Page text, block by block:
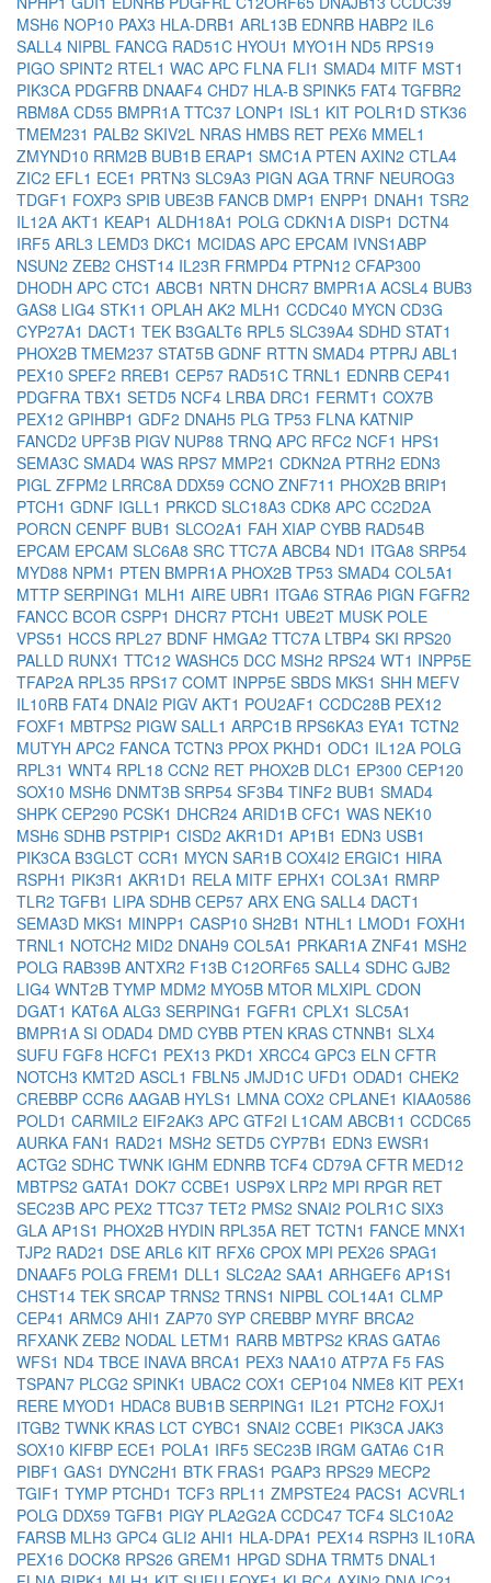
MSH6 NOP10 PAX3 HLA-DRB1 ARL13B EDNRB HABP2 IL6
SALL4 NIPBL FANCG RAD51C HYOU1 MYO1H ND5 RPS19
PIGO SPINT2 RTEL1 WAC APC FLNA FLI1 SMAD4 MITF MST1
PIK3CA PDGFRB DNAAF4 CHD7 HLA-B SPINK5 FAT4 TGFBR2
RBM8A CD55 BMPR1A TTC37 LONP1 ISL1 KIT POLR1D STK36
TMEM231 PALB2 SKIV2L NRAS HMBS RET PEX6 MMEL1
ZMYND10 RRM2B BUB1B ERAP1 SMC1A PTEN AXIN2 CTLA4
ZIC2 EFL1 ECE1 PRTN3 SLC9A3 PIGN AGA TRNF NEUROG3
TDGF1 FOXP3 SPIB UBE3B FANCB DMP1 ENPP1 DNAH1 TSR2
IL12A AKT1 KEAP1 ALDH18A1 POLG CDKN1A DISP1 DCTN4
IRF5 ARL3 LEMD3 DKC1 MCIDAS APC EPCAM IVNS1ABP
NSUN2 ZEB2 CHST14 IL23R FRMPD4 PTPN12 CFAP300
DHODH APC CTC1 ABCB1 NRTN DHCR7 BMPR1A ACSL4 BUB3
GAS8 LIG4 STK11 OPLAH AK2 MLH1 CCDC40 MYCN CD3G
CYP27A1 DACT1 TEK B3GALT6 RPL5 SLC39A4 SDHD STAT1
PHOX2B TMEM237 STAT5B GDNF RTTN SMAD4 PTPRJ ABL1
PEX10 SPEF2 RREB1 CEP57 RAD51C TRNL1 EDNRB CEP41
PDGFRA TBX1 SETD5 NCF4 LRBA DRC1 FERMT1 COX7B
PEX12 GPIHBP1 GDF2 DNAH5 PLG TP53 FLNA KATNIP
FANCD2 UPF3B PIGV NUP88 TRNQ APC RFC2 NCF1 HPS1
SEMA3C SMAD4 WAS RPS7 MMP21 CDKN2A PTRH2 EDN3
PIGL ZFPM2 LRRC8A DDX59 CCNO ZNF711 PHOX2B BRIP1
PTCH1 GDNF IGLL1 PRKCD SLC18A3 CDK8 APC CC2D2A
PORCN CENPF BUB1 SLCO2A1 FAH XIAP CYBB RAD54B
EPCAM EPCAM SLC6A8 SRC TTC7A ABCB4 ND1 ITGA8 SRP54
MYD88 NPM1 PTEN BMPR1A PHOX2B TP53 SMAD4 COL5A1
MTTP SERPING1 MLH1 AIRE UBR1 ITGA6 STRA6 PIGN FGFR2
FANCC BCOR CSPP1 DHCR7 PTCH1 UBE2T MUSK POLE
VPS51 HCCS RPL27 BDNF HMGA2 TTC7A LTBP4 SKI RPS20
PALLD RUNX1 TTC12 WASHC5 DCC MSH2 RPS24 WT1 INPP5E
TFAP2A RPL35 RPS17 COMT INPP5E SBDS MKS1 SHH MEFV
IL10RB FAT4 DNAI2 PIGV AKT1 POU2AF1 CCDC28B PEX12
FOXF1 MBTPS2 PIGW SALL1 ARPC1B RPS6KA3 EYA1 TCTN2
MUTYH APC2 FANCA TCTN3 PPOX PKHD1 ODC1 IL12A POLG
RPL31 WNT4 RPL18 CCN2 RET PHOX2B DLC1 EP300 CEP120
SOX10 MSH6 DNMT3B SRP54 SF3B4 TINF2 BUB1 SMAD4
SHPK CEP290 PCSK1 DHCR24 ARID1B CFC1 WAS NEK10
MSH6 SDHB PSTPIP1 CISD2 AKR1D1 AP1B1 EDN3 USB1
PIK3CA B3GLCT CCR1 MYCN SAR1B COX4I2 ERGIC1 HIRA
RSPH1 PIK3R1 AKR1D1 RELA MITF EPHX1 COL3A1 RMRP
TLR2 TGFB1 LIPA SDHB CEP57 ARX ENG SALL4 DACT1
SEMA3D MKS1 MINPP1 CASP10 SH2B1 NTHL1 LMOD1 FOXH1
TRNL1 NOTCH2 MID2 DNAH9 COL5A1 PRKAR1A ZNF41 MSH2
POLG RAB39B ANTXR2 F13B C12ORF65 SALL4 SDHC GJB2
LIG4 WNT2B TYMP MDM2 MYO5B MTOR MLXIPL CDON
DGAT1 KAT6A ALG3 SERPING1 FGFR1 CPLX1 SLC5A1
BMPR1A SI ODAD4 DMD CYBB PTEN KRAS CTNNB1 SLX4
SUFU FGF8 HCFC1 PEX13 PKD1 XRCC4 GPC3 ELN CFTR
NOTCH3 KMT2D ASCL1 FBLN5 JMJD1C UFD1 ODAD1 CHEK2
CREBBP CCR6 AAGAB HYLS1 LMNA COX2 CPLANE1 KIAA0586
POLD1 CARMIL2 EIF2AK3 APC GTF2I L1CAM ABCB11 CCDC65
AURKA FAN1 RAD21 MSH2 SETD5 CYP7B1 EDN3 EWSR1
ACTG2 SDHC TWNK IGHM EDNRB TCF4 CD79A CFTR MED12
MBTPS2 GATA1 DOK7 CCBE1 USP9X LRP2 MPI RPGR RET
SEC23B APC PEX2 TTC37 TET2 PMS2 SNAI2 POLR1C SIX3
GLA AP1S1 PHOX2B HYDIN RPL35A RET TCTN1 FANCE MNX1
TJP2 RAD21 DSE ARL6 KIT RFX6 CPOX MPI PEX26 SPAG1
DNAAF5 POLG FREM1 DLL1 SLC2A2 SAA1 ARHGEF6 AP1S1
CHST14 TEK SRCAP TRNS2 TRNS1 NIPBL COL14A1 CLMP
CEP41 ARMC9 AHI1 ZAP70 SYP CREBBP MYRF BRCA2
RFXANK ZEB2 NODAL LETM1 RARB MBTPS2 KRAS GATA6
WFS1 ND4 TBCE INAVA BRCA1 PEX3 NAA10 ATP7A F5 FAS
TSPAN7 PLCG2 SPINK1 UBAC2 COX1 CEP104 NME8 KIT PEX1
RERE MYOD1 HDAC8 BUB1B SERPING1 IL21 PTCH2 FOXJ1
ITGB2 TWNK KRAS LCT CYBC1 SNAI2 CCBE1 PIK3CA JAK3
SOX10 KIFBP ECE1 POLA1 IRF5 SEC23B IRGM GATA6 C1R
PIBF1 GAS1 DYNC2H1 BTK FRAS1 PGAP3 RPS29 MECP2
TGIF1 TYMP PTCHD1 TCF3 RPL11 ZMPSTE24 PACS1 ACVRL1
POLG DDX59 TGFB1 PIGY PLA2G2A CCDC47 TCF4 SLC10A2
FARSB MLH3 GPC4 GLI2 AHI1 HLA-DPA1 PEX14 RSPH3 IL10RA
PEX16 DOCK8 RPS26 GREM1 HPGD SDHA TRMT5 DNAL1